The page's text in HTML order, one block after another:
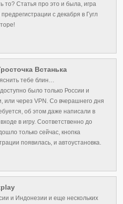
то? Статья про это и была, игра
с декабря в Гугл
Встанька
тебе блин…
было только России и
или через VPN. Со вчерашнего дня
об этом даже написали в
в игру. Соответственно до
только сейчас, кнопка
появилась, и автоустановка.
и Индонезии и еще нескольких